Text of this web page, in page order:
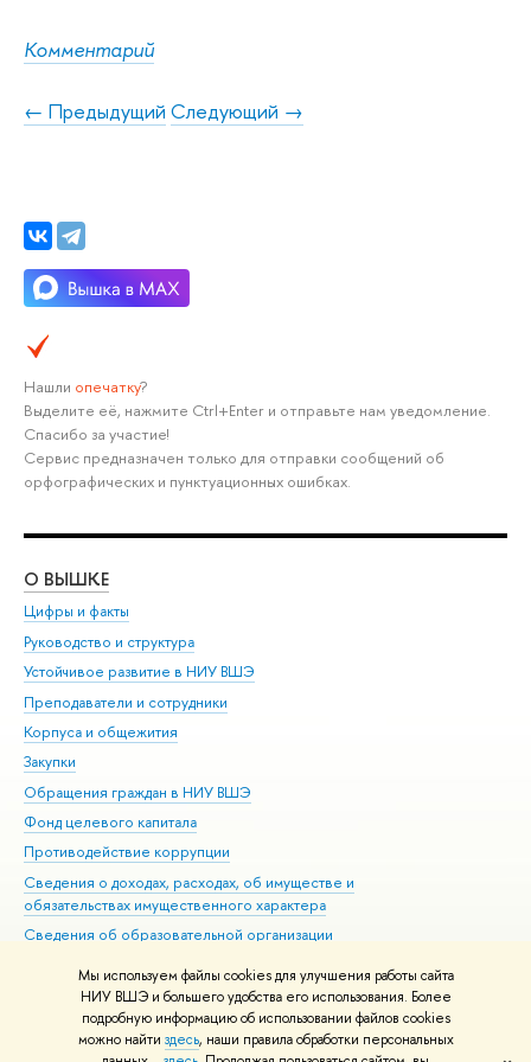
Мы используем файлы cookies для улучшения работы сайта
НИУ ВШЭ и большего удобства его использования. Более
подробную информацию об использовании файлов cookies
можно найти здесь, наши правила обработки персональных
Комментарий
← Предыдущий Следующий →
Нашли опечатку?
Выделите её, нажмите Ctrl+Enter и отправьте нам уведомление.
Спасибо за участие!
Сервис предназначен только для отправки сообщений об
орфографических и пунктуационных ошибках.
О ВЫШКЕ
Цифры и факты
Руководство и структура
Устойчивое развитие в НИУ ВШЭ
Преподаватели и сотрудники
Корпуса и общежития
Закупки
Обращения граждан в НИУ ВШЭ
Фонд целевого капитала
Противодействие коррупции
Сведения о доходах, расходах, об имуществе и
обязательствах имущественного характера
Сведения об образовательной организации
Людям с ограниченными возможностями здоровья
Единая платежная страница
Работа в Вышке